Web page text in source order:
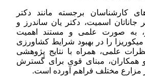
کارشناسان برجسته مانند دکتر
جاناتان اسمیت، دکتر یان ساندرز و
به صورت علمی و مستند اهمیت
میکوریزا را در بهبود شرایط کشاورزی
علمی، همراه با نتایج پژوهشی
همکاران، مبنای قوی برای گسترش
مزارع مختلف فراهم آورده است.